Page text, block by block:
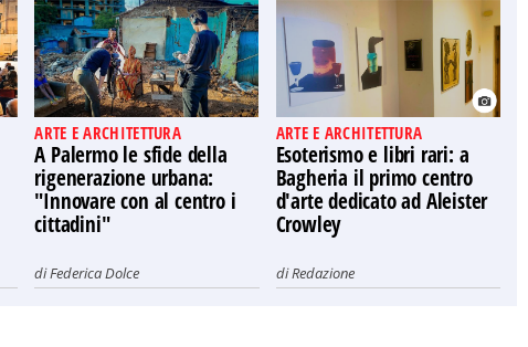
ARTE E ARCHITETTURA
A Palermo le sfide della
rigenerazione urbana:
"Innovare con al centro i
cittadini"
diFederica Dolce
ARTE E ARCHITETTURA
Esoterismo e libri rari: a
Bagheria il primo centro
d'arte dedicato ad Aleister
Crowley
diRedazione